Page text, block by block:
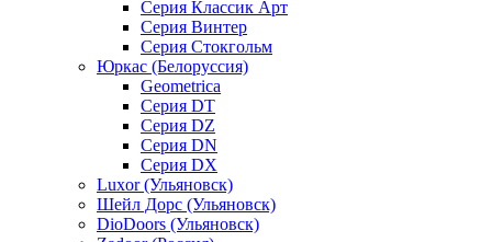
Серия Классик Арт
Серия Винтер
Серия Стокгольм
Юркас (Белоруссия)
Geometrica
Серия DT
Серия DZ
Серия DN
Серия DX
Luxor (Ульяновск)
Шейл Дорс (Ульяновск)
DioDoors (Ульяновск)